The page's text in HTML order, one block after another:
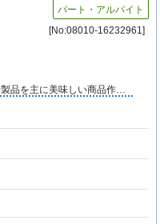
パート・アルバイト
[No:08010-16232961]
蟹・海老製品を主に美味しい商品作りに取り組んでいます。